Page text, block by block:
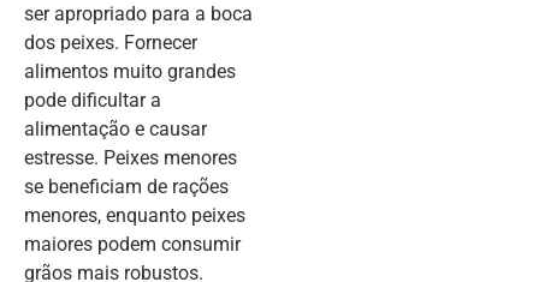
ser apropriado para a boca
dos peixes. Fornecer
alimentos muito grandes
pode dificultar a
alimentação e causar
estresse. Peixes menores
se beneficiam de rações
menores, enquanto peixes
maiores podem consumir
grãos mais robustos.